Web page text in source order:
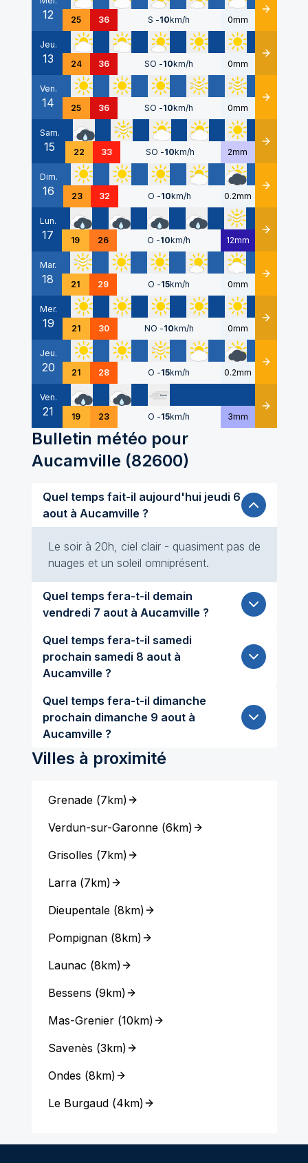
12 25 36 S -10km/h 0mm Détails
Jeu.
13 24 36 SO -10km/h 0mm Détails
Ven.
14 25 36 SO -10km/h 0mm Détails
Sam.
15 22 33 SO -10km/h 2mm Détails
Dim.
16 23 32 O -10km/h 0.2mm Détails
Lun.
17 19 26 O -10km/h 12mm Détails
Mar.
18 21 29 O -15km/h 0mm Détails
Mer.
19 21 30 NO -10km/h 0mm Détails
Jeu.
20 21 28 O -15km/h 0.2mm Détails
Ven.
21 19 23 O -15km/h 3mm Détails
Bulletin météo pour
Aucamville (82600)
Quel temps fait-il aujourd'hui jeudi 6
aout à Aucamville ?
Le soir à 20h, ciel clair - quasiment pas de
nuages et un soleil omniprésent.
Quel temps fera-t-il demain
vendredi 7 aout à Aucamville ?
Quel temps fera-t-il samedi
prochain samedi 8 aout à
Aucamville ?
Quel temps fera-t-il dimanche
prochain dimanche 9 aout à
Aucamville ?
Villes à proximité
Grenade(7km)
Verdun-sur-Garonne(6km)
Grisolles (7km)
Larra(7km)
Dieupentale(8km)
Pompignan(8km)
Launac (8km)
Bessens (9km)
Mas-Grenier(10km)
Savenès (3km)
Ondes (8km)
Le Burgaud(4km)